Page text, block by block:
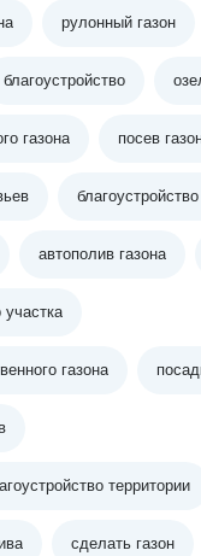
рулонный газон
благоустройство
газона посев
автополив газона
участка
газона
территории
сделать газон